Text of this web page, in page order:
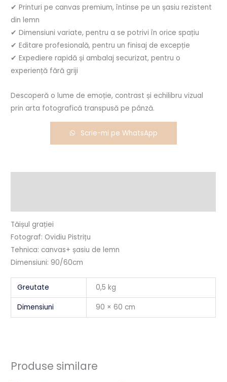
✔ Printuri pe canvas premium, întinse pe un șasiu rezistent
din lemn
✔ Dimensiuni variate, pentru a se potrivi în orice spațiu
✔ Editare profesională, pentru un finisaj de excepție
✔ Expediere rapidă și ambalaj securizat, pentru o
experiență fără griji
Descoperă o lume de emoție, contrast și echilibru vizual
prin arta fotografică transpusă pe pânză.
Scrie-mi pe WhatsApp
Tăișul grației
Fotograf: Ovidiu Pistrițu
Tehnica: canvas+ șasiu de lemn
Dimensiuni: 90/60cm
Greutate 0,5 kg
Dimensiuni 90 × 60 cm
Produse similare